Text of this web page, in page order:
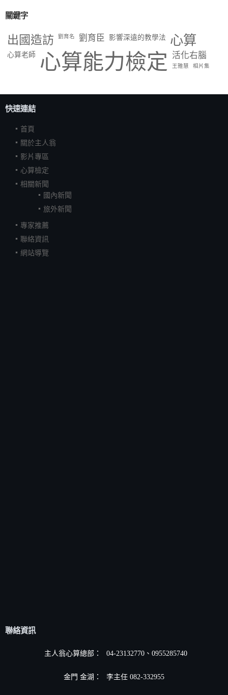
關鍵字
出國造訪 劉育名 劉育臣 影響深遠的教學法 心算
心算老師 心算能力檢定 活化右腦
王雅慧 相片集
快速連結
首頁
關於主人翁
影片專區
心算檢定
相關新聞
國內新聞
旅外新聞
專家推薦
聯絡資訊
網站導覽
聯絡資訊
主人翁心算總部： 04-23132770、0955285740
金門 金湖： 李主任 082-332955